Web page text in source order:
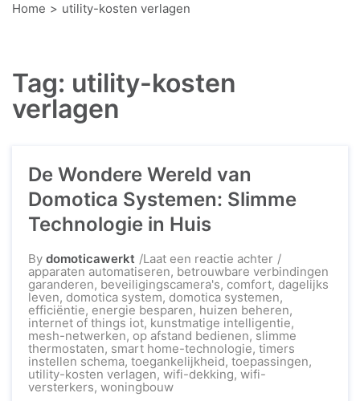
Home utility-kosten verlagen
Tag: utility-kosten
verlagen
De Wondere Wereld van
Domotica Systemen: Slimme
Technologie in Huis
By domoticawerkt Laat een reactie achterop
De
Wondere
Wereld
van
Domotica
Systemen:
Slimme
Technologie
apparaten automatiseren, betrouwbare verbindingen
garanderen, beveiligingscamera's, comfort, dagelijks
leven, domotica system, domotica systemen,
efficiëntie, energie besparen, huizen beheren,
internet of things iot, kunstmatige intelligentie,
mesh-netwerken, op afstand bedienen, slimme
thermostaten, smart home-technologie, timers
instellen schema, toegankelijkheid, toepassingen,
utility-kosten verlagen, wifi-dekking, wifi-
versterkers, woningbouw